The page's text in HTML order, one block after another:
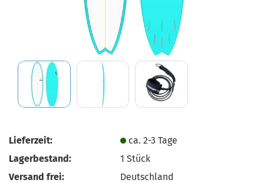
Lieferzeit:
ca. 2-3 Tage
Lagerbestand:
1Stück
Versand frei:
Deutschland